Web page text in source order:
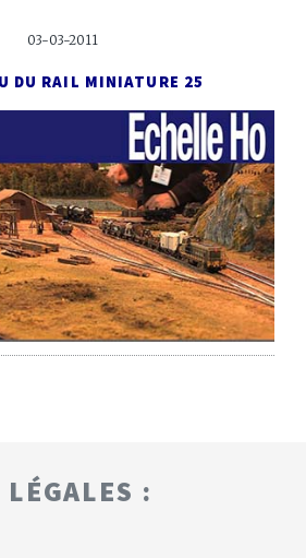
03-03-2011
DU RAIL MINIATURE 25
: